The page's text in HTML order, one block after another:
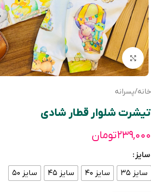
بزرگنمایی تصویر
خانه/پسرانه
تیشرت شلوار قطار شادی
۲۳۹,۰۰۰تومان
سایز
سایز ۳۵
سایز ۴۰ سایز ۴۵ سایز ۵۰